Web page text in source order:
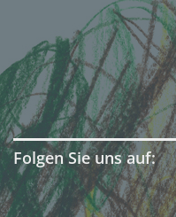
Folgen Sie uns auf: